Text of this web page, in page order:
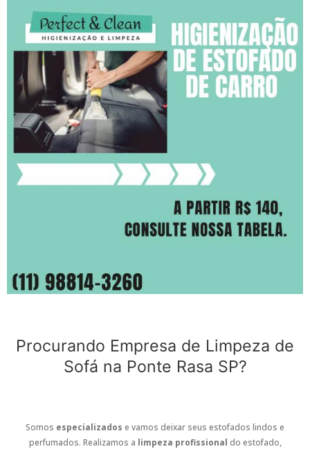
Procurando Empresa de Limpeza de
Sofá na Ponte Rasa SP?
Somos especializados e vamos deixar seus estofados lindos e
perfumados. Realizamos a limpeza profissional do estofado,